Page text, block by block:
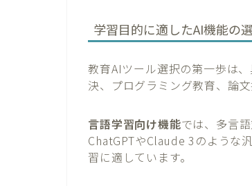
学習目的に適したAI機能の
教育AIツール選択の第一歩は
決、プログラミング教育、論
言語学習向け機能では、多言
ChatGPTやClaude 3のような
習に適しています。